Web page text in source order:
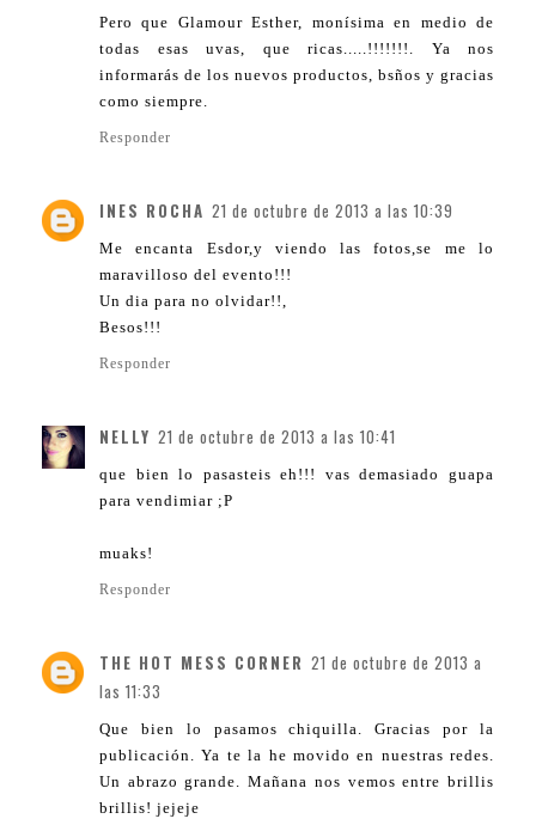
Pero que Glamour Esther, monísima en medio de
todas esas uvas, que ricas.....!!!!!!!. Ya nos
informarás de los nuevos productos, bsños y gracias
como siempre.
Responder
INES ROCHA 21 de octubre de 2013 a las 10:39
Me encanta Esdor,y viendo las fotos,se me lo
maravilloso del evento!!!
Un dia para no olvidar!!,
Besos!!!
Responder
NELLY 21 de octubre de 2013 a las 10:41
que bien lo pasasteis eh!!! vas demasiado guapa
para vendimiar ;P
muaks!
Responder
THE HOT MESS CORNER 21 de octubre de 2013 a
las 11:33
Que bien lo pasamos chiquilla. Gracias por la
publicación. Ya te la he movido en nuestras redes.
Un abrazo grande. Mañana nos vemos entre brillis
brillis! jejeje